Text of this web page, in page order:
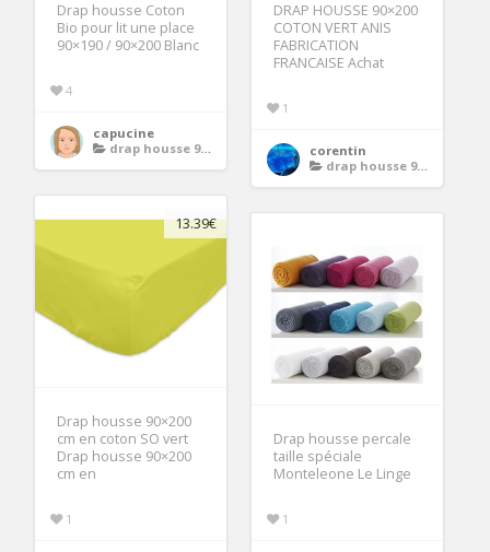
Drap housse Coton
Bio pour lit une place
90×190 / 90×200 Blanc
4
capucine
drap housse 90x200
DRAP HOUSSE 90×200
COTON VERT ANIS
FABRICATION
FRANCAISE Achat
1
corentin
drap housse 90x200
13.39€
Drap housse 90×200
cm en coton SO vert
Drap housse 90×200
cm en
1
Drap housse percale
taille spéciale
Monteleone Le Linge
1